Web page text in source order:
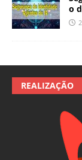
o
REALIZAÇÃO